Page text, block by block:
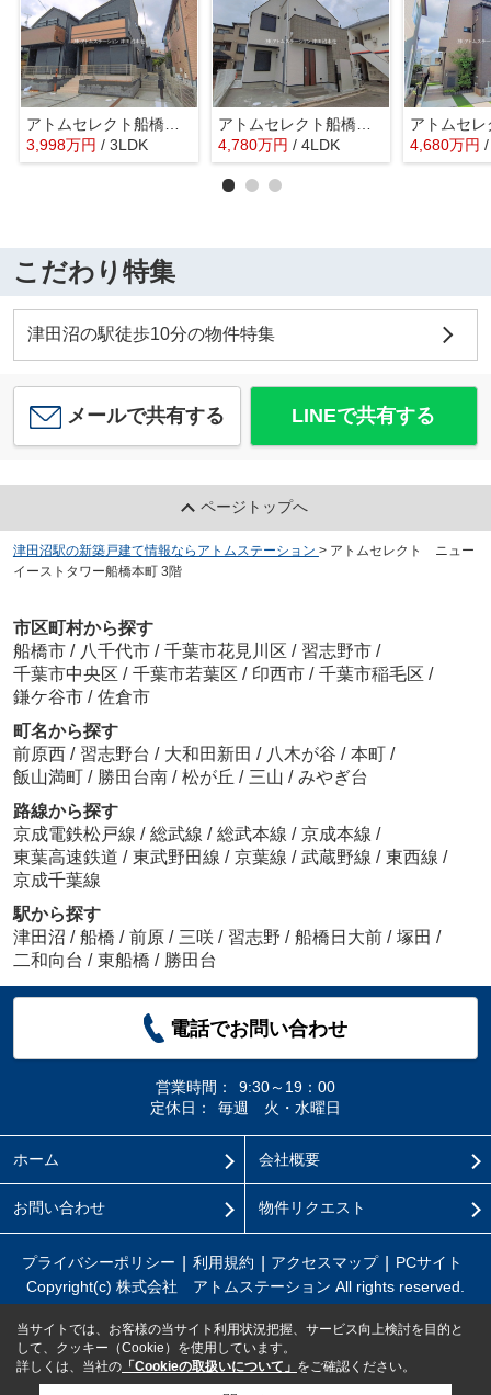
3,998万円 / 3LDK
4,780万円 / 4LDK 4,680万円
こだわり特集
津田沼の駅徒歩10分の物件特集
メールで共有する LINEで共有する
ページトップへ
津田沼駅の新築戸建て情報ならアトムステーション > アトムセレクト ニュー
イーストタワー船橋本町 3階
市区町村から探す
船橋市 / 八千代市 / 千葉市花見川区 / 習志野市 /
千葉市中央区 / 千葉市若葉区 / 印西市 / 千葉市稲毛区 /
鎌ケ谷市 / 佐倉市
町名から探す
前原西 / 習志野台 / 大和田新田 / 八木が谷 / 本町 /
飯山満町 / 勝田台南 / 松が丘 / 三山 / みやぎ台
路線から探す
京成電鉄松戸線 / 総武線 / 総武本線 / 京成本線 /
東葉高速鉄道 / 東武野田線 / 京葉線 / 武蔵野線 / 東西線 /
京成千葉線
駅から探す
津田沼 / 船橋 / 前原 / 三咲 / 習志野 / 船橋日大前 / 塚田 /
二和向台 / 東船橋 / 勝田台
電話でお問い合わせ
営業時間：
9:30～19：00
定休日：
毎週 火・水曜日
ホーム 会社概要
お問い合わせ 物件リクエスト
プライバシーポリシー 利用規約 アクセスマップ
PCサイト
Copyright(c) 株式会社 アトムステーション All rights reserved.
当サイトでは、お客様の当サイト利用状況把握、サービス向上検討を目的と
して、クッキー（Cookie）を使用しています。
詳しくは、当社の 「Cookieの取扱いについて」 をご確認ください。